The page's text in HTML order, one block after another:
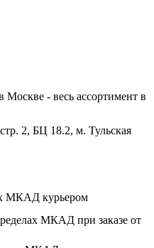
Москве - весь ассортимент в
2, БЦ 18.2, м. Тульская
МКАД курьером
МКАД при заказе от